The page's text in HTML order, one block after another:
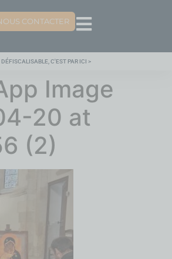
CONTACTER
C'EST PAR ICI >
Image
20 at
(2)